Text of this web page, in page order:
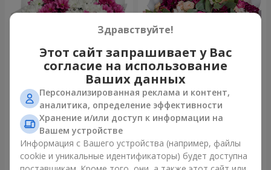
Букет "Сердечные струны"
2 370 грн
Заказать
Букет "Все для тебя...!"
Заказать
Здравствуйте!
Этот сайт запрашивает у Вас
согласие на использование
Ваших данных
Персонализированная реклама и контент,
аналитика, определение эффективности
Хранение и/или доступ к информации на
Вашем устройстве
Информация с Вашего устройства (например, файлы
cookie и уникальные идентификаторы) будет доступна